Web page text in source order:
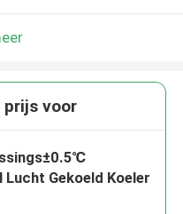
prijs voor
Lucht Gekoeld Koeler